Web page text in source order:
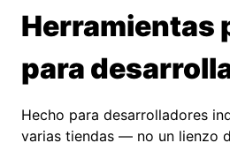
Herramientas
para
Hecho para desarrolladores
varias tiendas — no un lienzo